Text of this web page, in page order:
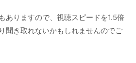
ありますので、視聴スピードを1.5倍
聞き取れないかもしれませんのでご